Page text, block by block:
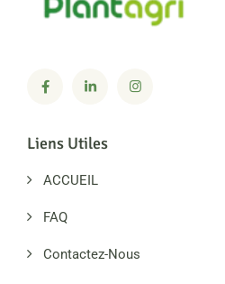
Liens Utiles
ACCUEIL
FAQ
Contactez-Nous